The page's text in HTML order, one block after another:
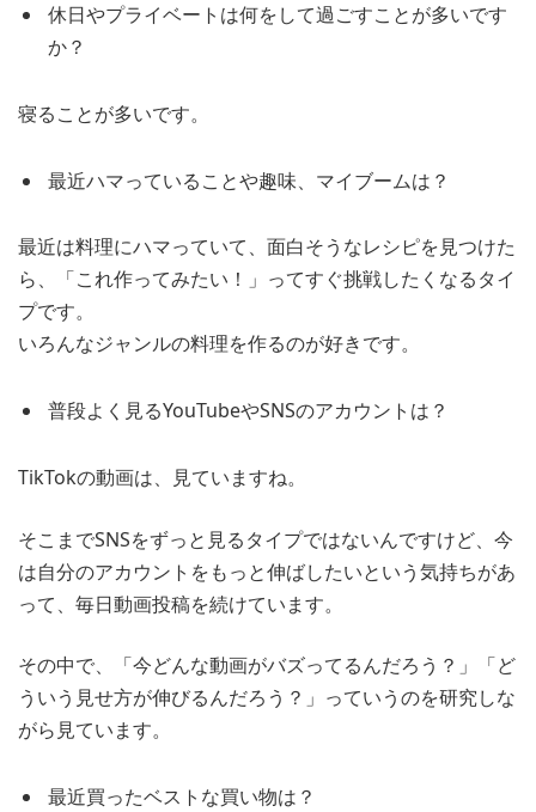
休日やプライベートは何をして過ごすことが多いです
か？
寝ることが多いです。
最近ハマっていることや趣味、マイブームは？
最近は料理にハマっていて、面白そうなレシピを見つけた
ら、「これ作ってみたい！」ってすぐ挑戦したくなるタイ
プです。
いろんなジャンルの料理を作るのが好きです。
普段よく見るYouTubeやSNSのアカウントは？
TikTokの動画は、見ていますね。
そこまでSNSをずっと見るタイプではないんですけど、今
は自分のアカウントをもっと伸ばしたいという気持ちがあ
って、毎日動画投稿を続けています。
その中で、「今どんな動画がバズってるんだろう？」「ど
ういう見せ方が伸びるんだろう？」っていうのを研究しな
がら見ています。
最近買ったベストな買い物は？